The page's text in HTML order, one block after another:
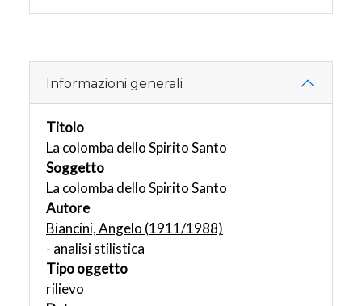
Informazioni generali
Titolo
La colomba dello Spirito Santo
Soggetto
La colomba dello Spirito Santo
Autore
Biancini, Angelo (1911/1988)
- analisi stilistica
Tipo oggetto
rilievo